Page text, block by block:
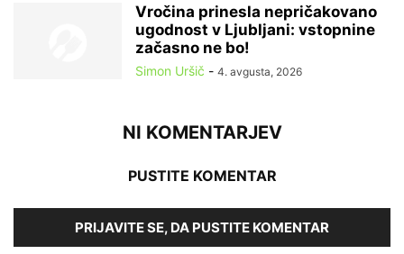
Vročina prinesla nepričakovano
ugodnost v Ljubljani: vstopnine
začasno ne bo!
Simon Uršič - 4. avgusta, 2026
NI KOMENTARJEV
PUSTITE KOMENTAR
PRIJAVITE SE, DA PUSTITE KOMENTAR